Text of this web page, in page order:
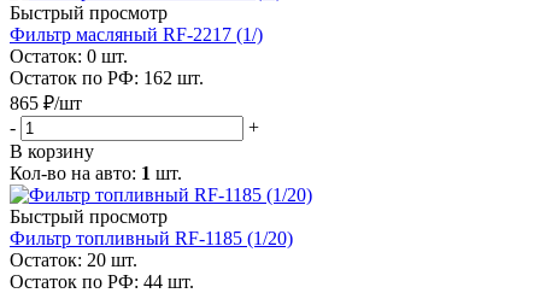
Быстрый просмотр
Фильтр масляный RF-2217 (1/)
Остаток: 0 шт.
Остаток по РФ: 162 шт.
865 ₽/шт
-
+
В корзину
Кол-во на авто: 1 шт.
Быстрый просмотр
Фильтр топливный RF-1185 (1/20)
Остаток: 20 шт.
Остаток по РФ: 44 шт.